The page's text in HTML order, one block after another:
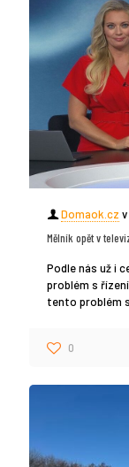
Domaok.cz v
Mělník opět v
Podle nás už i
problém s
tento problém
0